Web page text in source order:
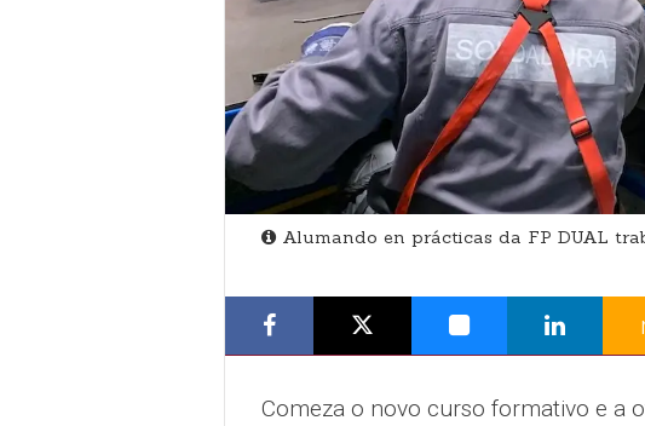
Alumando en prácticas da FP DUAL
Comeza o novo curso formativo e a